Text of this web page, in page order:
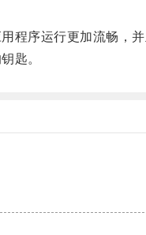
序运行更加流畅，并
匙。